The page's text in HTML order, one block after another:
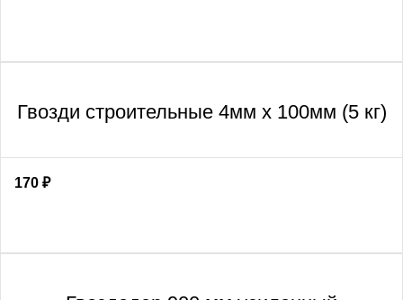
Гвозди строительные 4мм х 100мм (5 кг)
170 ₽